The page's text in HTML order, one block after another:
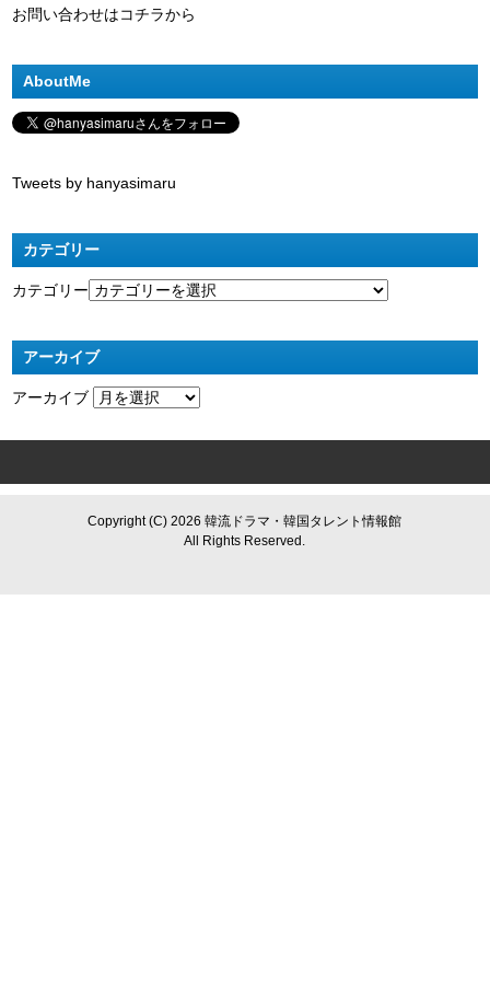
お問い合わせはコチラから
AboutMe
Tweets by hanyasimaru
カテゴリー
カテゴリー
アーカイブ
アーカイブ
Copyright (C) 2026 韓流ドラマ・韓国タレント情報館
All Rights Reserved.